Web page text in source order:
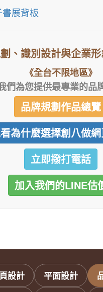
書展背板
、識別設計與企業
《全台不限地區》
們為您提供最專業的品
品牌規劃作品總覽
為什麼選擇創八做
立即撥打電話
加入我們的LINE估
設計 平面設計